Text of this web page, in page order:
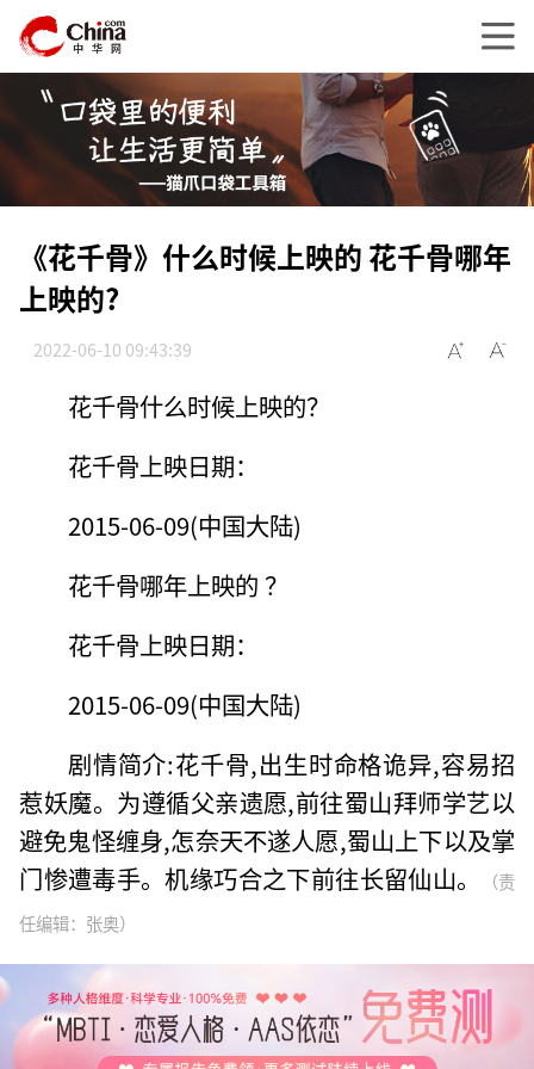
《花千骨》什么时候上映的 花千骨哪年
上映的?
2022-06-10 09:43:39
花千骨什么时候上映的？
花千骨上映日期：
2015-06-09(中国大陆)
花千骨哪年上映的 ？
花千骨上映日期：
2015-06-09(中国大陆)
剧情简介:花千骨,出生时命格诡异,容易招
惹妖魔。为遵循父亲遗愿,前往蜀山拜师学艺以
避免鬼怪缠身,怎奈天不遂人愿,蜀山上下以及掌
门惨遭毒手。机缘巧合之下前往长留仙山。
（责
任编辑：张奥）